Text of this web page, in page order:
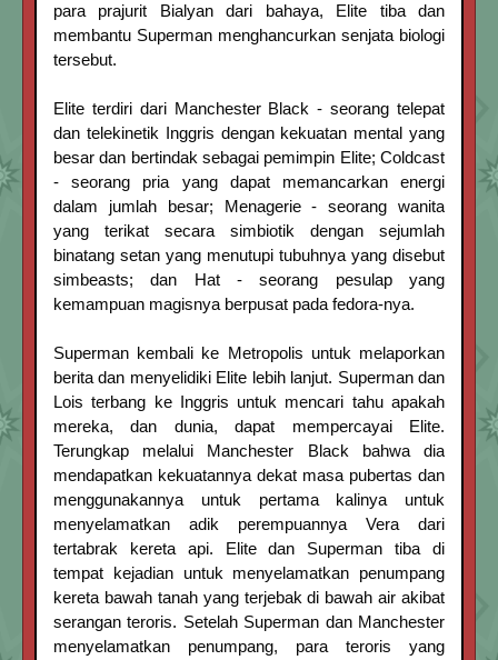
para prajurit Bialyan dari bahaya, Elite tiba dan
membantu Superman menghancurkan senjata biologi
tersebut.
Elite terdiri dari Manchester Black - seorang telepat
dan telekinetik Inggris dengan kekuatan mental yang
besar dan bertindak sebagai pemimpin Elite; Coldcast
- seorang pria yang dapat memancarkan energi
dalam jumlah besar; Menagerie - seorang wanita
yang terikat secara simbiotik dengan sejumlah
binatang setan yang menutupi tubuhnya yang disebut
simbeasts; dan Hat - seorang pesulap yang
kemampuan magisnya berpusat pada fedora-nya.
Superman kembali ke Metropolis untuk melaporkan
berita dan menyelidiki Elite lebih lanjut. Superman dan
Lois terbang ke Inggris untuk mencari tahu apakah
mereka, dan dunia, dapat mempercayai Elite.
Terungkap melalui Manchester Black bahwa dia
mendapatkan kekuatannya dekat masa pubertas dan
menggunakannya untuk pertama kalinya untuk
menyelamatkan adik perempuannya Vera dari
tertabrak kereta api. Elite dan Superman tiba di
tempat kejadian untuk menyelamatkan penumpang
kereta bawah tanah yang terjebak di bawah air akibat
serangan teroris. Setelah Superman dan Manchester
menyelamatkan penumpang, para teroris yang